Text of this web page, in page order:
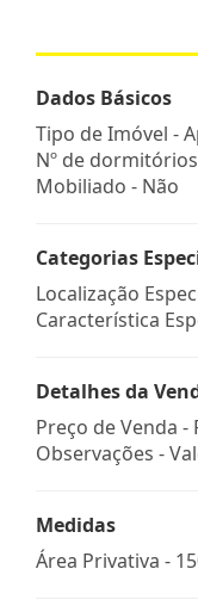
Dados Básicos
Tipo de Imóvel -
Nº de
Mobiliado - Não
Categorias
Localização
Característica
Detalhes da
Preço de Venda -
Observações -
Medidas
Área Privativa -